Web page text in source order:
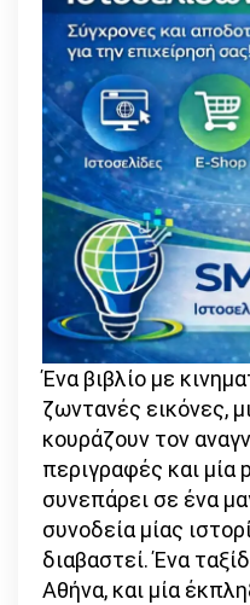
Ένα βιβλίο με
ζωντανές εικόνες,
κουράζουν τον
περιγραφές και
συνεπάρει σε ένα
συνοδεία μίας
διαβαστεί. Ένα
Αθήνα, και μία